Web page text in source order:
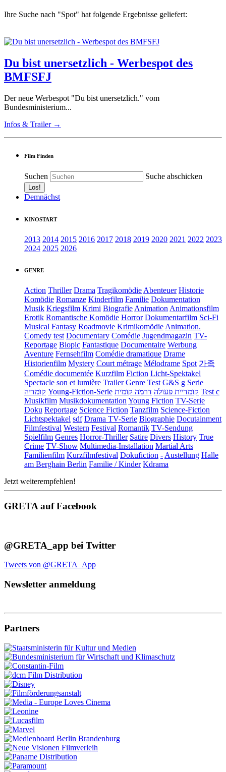
Ihre Suche nach "Spot" hat folgende Ergebnisse geliefert:
Du bist unersetzlich - Werbespot des
BMFSFJ
Der neue Werbespot "Du bist unersetzlich." vom
Bundesministerium...
Infos & Trailer →
Film Finden
Suchen Suche abschicken
Demnächst
KINOSTART
2013 2014 2015 2016 2017 2018 2019 2020 2021 2022 2023
2024 2025 2026
GENRE
Action Thriller Drama TragikomödieAbenteuer Historie
Komödie Romanze Kinderfilm Familie Dokumentation
Musik Kriegsfilm Krimi BiografieAnimationAnimationsfilm
Erotik Romantische Komödie Horror Dokumentarfilm Sci-Fi
Musical Fantasy Roadmovie KrimikomödieAnimation.
Comedy test Documentary Comédie Jugendmagazin TV-
Reportage Biopic Fantastique Documentaire Werbung
Aventure Fernsehfilm Comédie dramatique Drame
Historienfilm Mystery Court métrage Mélodrame Spot 가족
Comédie documentée Kurzfilm Fiction Licht-Spektakel
Spectacle son et lumière Trailer Genre Test G&S g Serie
קומדיה Young-Fiction-Serie קומדיית פעולה דרמה קומית
Test c
Musikfilm MusikdokumentationYoung Fiction TV-Serie
Doku Reportage Science Fiction Tanzfilm Science-Fiction
Lichtspektakel sdf Drama TV-Serie Biographie Docutainment
Filmfestival Western Festival Romantik TV-Sendung
Spielfilm Genres Horror-Thriller Satire Divers History True
Crime TV-Show Multimedia-Installation Martial Arts
Familienfilm Kurzfilmfestival Dokufiction -Austellung Halle
am Berghain Berlin Familie / Kinder Kdrama
Jetzt weiterempfehlen!
GRETA auf Facebook
@GRETA_app bei Twitter
Tweets von @GRETA_App
Newsletter anmeldung
Partners